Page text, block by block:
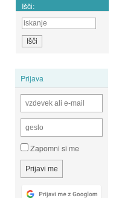
Išči:
Prijava
Zapomni si me